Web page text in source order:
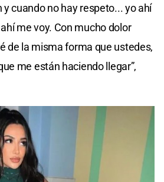
y cuando no hay respeto... yo ahí
me voy. Con mucho dolor
de la misma forma que ustedes,
me están haciendo llegar”,